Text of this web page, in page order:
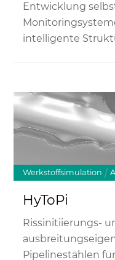
Entwicklung
intelligente
Link
Werkstoffsimulation
HyToPi
Rissinitiierungs-
Pipelinestählen